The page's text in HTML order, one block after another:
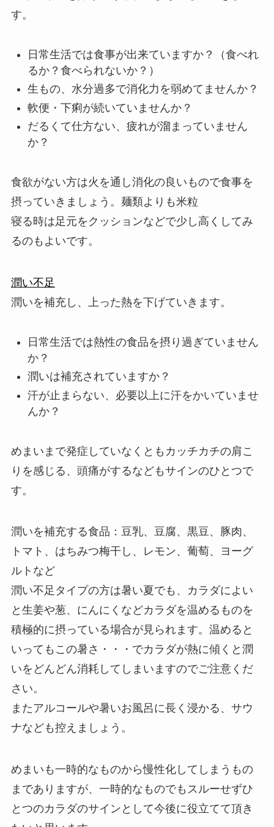
す。
日常生活では食事が出来ていますか？（食べれ
るか？食べられないか？）
生もの、水分過多で消化力を弱めてませんか？
軟便・下痢が続いていませんか？
だるくて仕方ない、疲れが溜まっていません
か？
食欲がない方は火を通し消化の良いもので食事を
摂っていきましょう。麺類よりも米粒
寝る時は足元をクッションなどで少し高くしてみ
るのもよいです。
潤い不足
潤いを補充し、上った熱を下げていきます。
日常生活では熱性の食品を摂り過ぎていません
か？
潤いは補充されていますか？
汗が止まらない、必要以上に汗をかいていませ
んか？
めまいまで発症していなくともカッチカチの肩こ
りを感じる、頭痛がするなどもサインのひとつで
す。
潤いを補充する食品：豆乳、豆腐、黒豆、豚肉、
トマト、はちみつ梅干し、レモン、葡萄、ヨーグ
ルトなど
潤い不足タイプの方は暑い夏でも、カラダによい
と生姜や葱、にんにくなどカラダを温めるものを
積極的に摂っている場合が見られます。温めると
いってもこの暑さ・・・でカラダが熱に傾くと潤
いをどんどん消耗してしまいますのでご注意くだ
さい。
またアルコールや暑いお風呂に長く浸かる、サウ
ナなども控えましょう。
めまいも一時的なものから慢性化してしまうもの
までありますが、一時的なものでもスルーせずひ
とつのカラダのサインとして今後に役立てて頂き